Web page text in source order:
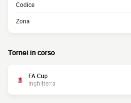
Codice
Zona
Tornei in corso
FA Cup
Inghilterra